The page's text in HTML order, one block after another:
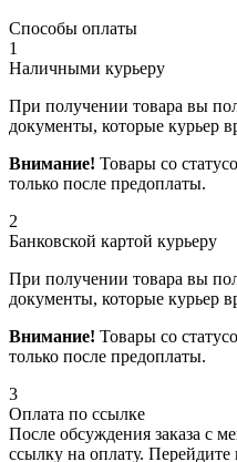
Способы оплаты
1
Наличными курьеру
При получении товара вы
документы, которые курьер
Внимание! Товары со
только после предоплаты.
2
Банковской картой курьеру
При получении товара вы
документы, которые курьер
Внимание! Товары со
только после предоплаты.
3
Оплата по ссылке
После обсуждения заказа с
ссылку на оплату.